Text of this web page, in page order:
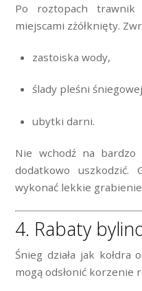
Po roztopach
miejscami zżółknięty.
zastoiska wody,
ślady pleśni
ubytki darni.
Nie wchodź na
dodatkowo uszkodzić.
wykonać lekkie
4. Rabaty
Śnieg działa jak
mogą odsłonić korzenie